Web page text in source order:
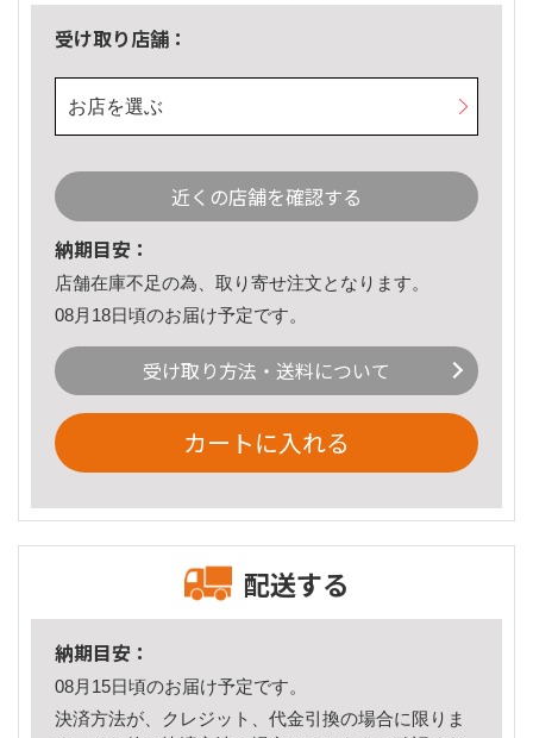
受け取り店舗：
お店を選ぶ
近くの店舗を確認する
納期目安：
店舗在庫不足の為、取り寄せ注文となります。
08月18日頃のお届け予定です。
受け取り方法・送料について
カートに入れる
配送する
納期目安：
08月15日頃のお届け予定です。
決済方法が、クレジット、代金引換の場合に限りま